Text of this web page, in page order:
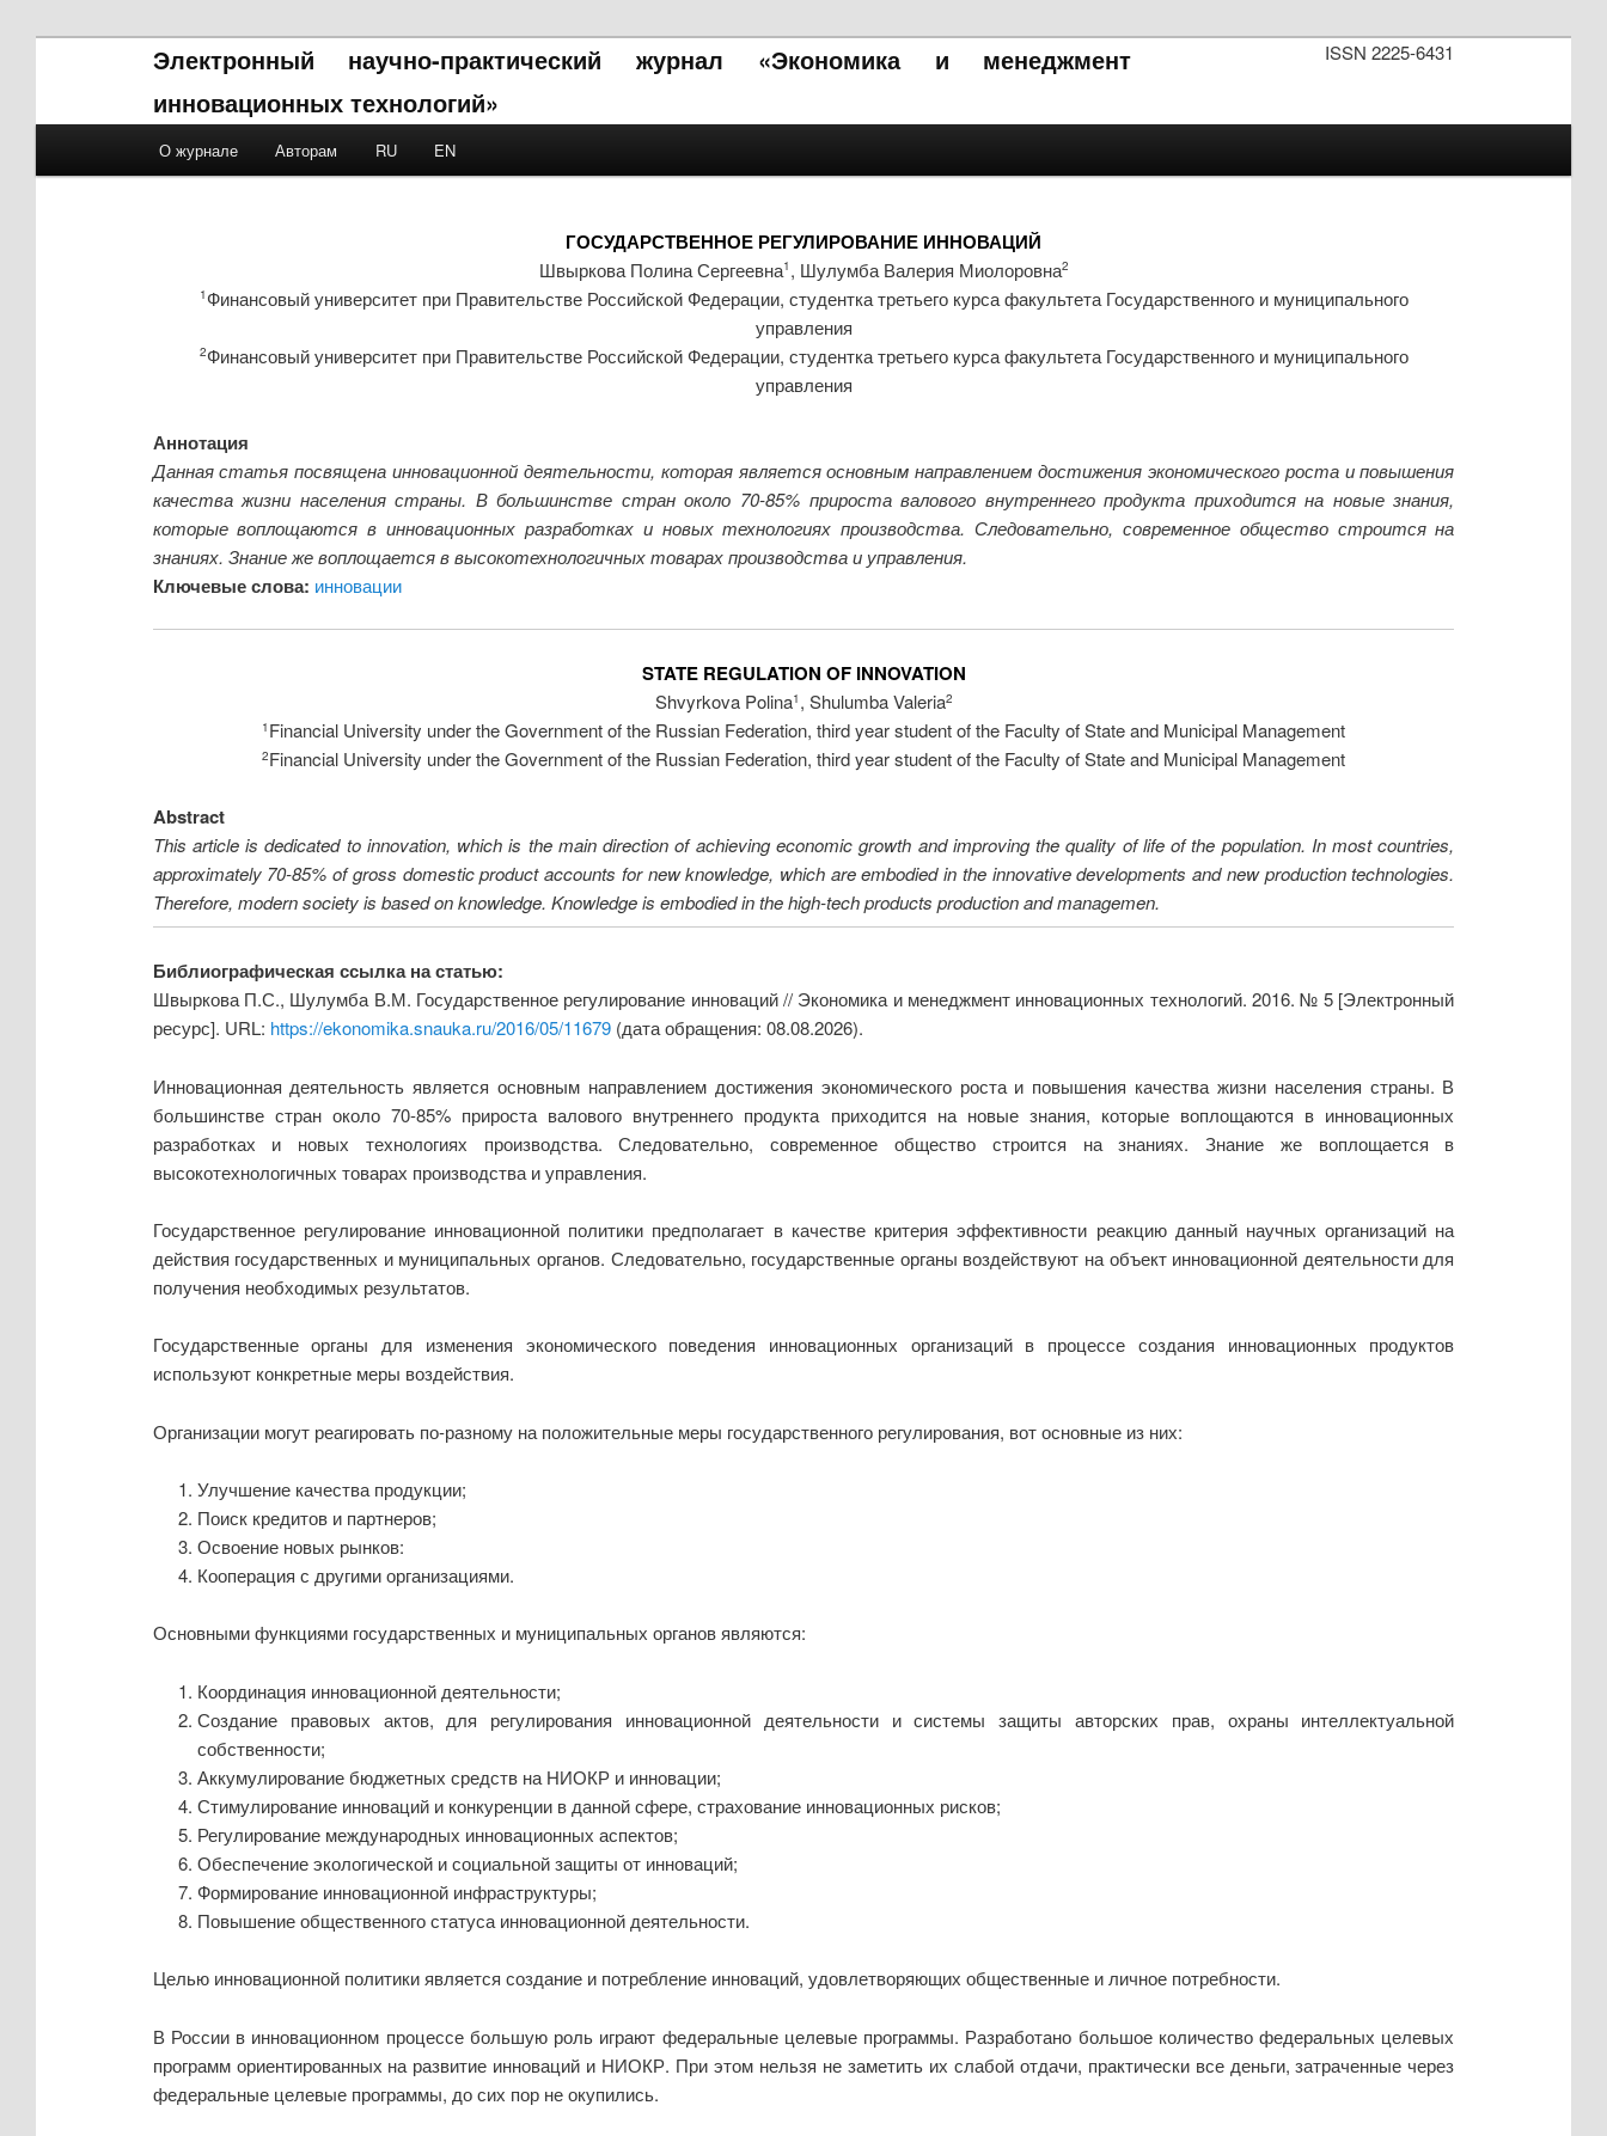
ISSN 2225-6431
Электронный научно-практический журнал «Экономика и менеджмент
инновационных технологий»
Skip to primary content
Skip to secondary content
О журнале Авторам RU EN
ГОСУДАРСТВЕННОЕ РЕГУЛИРОВАНИЕ ИННОВАЦИЙ
Швыркова Полина Сергеевна1 , Шулумба Валерия Миолоровна2
1 Финансовый университет при Правительстве Российской Федерации, студентка третьего курса факультета Государственного и муниципального
управления
2Финансовый университет при Правительстве Российской Федерации, студентка третьего курса факультета Государственного и муниципального
управления
Аннотация
Данная статья посвящена инновационной деятельности, которая является основным направлением достижения экономического роста и повышения
качества жизни населения страны. В большинстве стран около 70-85% прироста валового внутреннего продукта приходится на новые знания,
которые воплощаются в инновационных разработках и новых технологиях производства. Следовательно, современное общество строится на
знаниях. Знание же воплощается в высокотехнологичных товарах производства и управления.
Ключевые слова: инновации
STATE REGULATION OF INNOVATION
Shvyrkova Polina1 , Shulumba Valeria2
1 Financial University under the Government of the Russian Federation, third year student of the Faculty of State and Municipal Management
2Financial University under the Government of the Russian Federation, third year student of the Faculty of State and Municipal Management
Abstract
This article is dedicated to innovation, which is the main direction of achieving economic growth and improving the quality of life of the population. In most countries,
approximately 70-85% of gross domestic product accounts for new knowledge, which are embodied in the innovative developments and new production technologies.
Therefore, modern society is based on knowledge. Knowledge is embodied in the high-tech products production and managemen.
Библиографическая ссылка на статью:
Швыркова П.С., Шулумба В.М. Государственное регулирование инноваций // Экономика и менеджмент инновационных технологий. 2016. № 5 [Электронный
ресурс]. URL: https://ekonomika.snauka.ru/2016/05/11679(дата обращения: 08.08.2026).
Инновационная деятельность является основным направлением достижения экономического роста и повышения качества жизни населения страны. В
большинстве стран около 70-85% прироста валового внутреннего продукта приходится на новые знания, которые воплощаются в инновационных
разработках и новых технологиях производства. Следовательно, современное общество строится на знаниях. Знание же воплощается в
высокотехнологичных товарах производства и управления.
Государственное регулирование инновационной политики предполагает в качестве критерия эффективности реакцию данный научных организаций на
действия государственных и муниципальных органов. Следовательно, государственные органы воздействуют на объект инновационной деятельности для
получения необходимых результатов.
Государственные органы для изменения экономического поведения инновационных организаций в процессе создания инновационных продуктов
используют конкретные меры воздействия.
Организации могут реагировать по-разному на положительные меры государственного регулирования, вот основные из них:
Улучшение качества продукции;
Поиск кредитов и партнеров;
Освоение новых рынков:
Кооперация с другими организациями.
Основными функциями государственных и муниципальных органов являются:
Координация инновационной деятельности;
Создание правовых актов, для регулирования инновационной деятельности и системы защиты авторских прав, охраны интеллектуальной
собственности;
Аккумулирование бюджетных средств на НИОКР и инновации;
Стимулирование инноваций и конкуренции в данной сфере, страхование инновационных рисков;
Регулирование международных инновационных аспектов;
Обеспечение экологической и социальной защиты от инноваций;
Формирование инновационной инфраструктуры;
Повышение общественного статуса инновационной деятельности.
Целью инновационной политики является создание и потребление инноваций, удовлетворяющих общественные и личное потребности.
В России в инновационном процессе большую роль играют федеральные целевые программы. Разработано большое количество федеральных целевых
программ ориентированных на развитие инноваций и НИОКР. При этом нельзя не заметить их слабой отдачи, практически все деньги, затраченные через
федеральные целевые программы, до сих пор не окупились.